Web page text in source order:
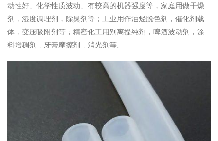
动性好、化学性质波动、有较高的机器强度等，家庭用做干燥
剂，湿度调理剂，除臭剂等；工业用作油烃脱色剂，催化剂载
体，变压吸附剂等；精密化工用别离提纯剂，啤酒波动剂，涂
料增稠剂，牙膏摩擦剂，消光剂等。